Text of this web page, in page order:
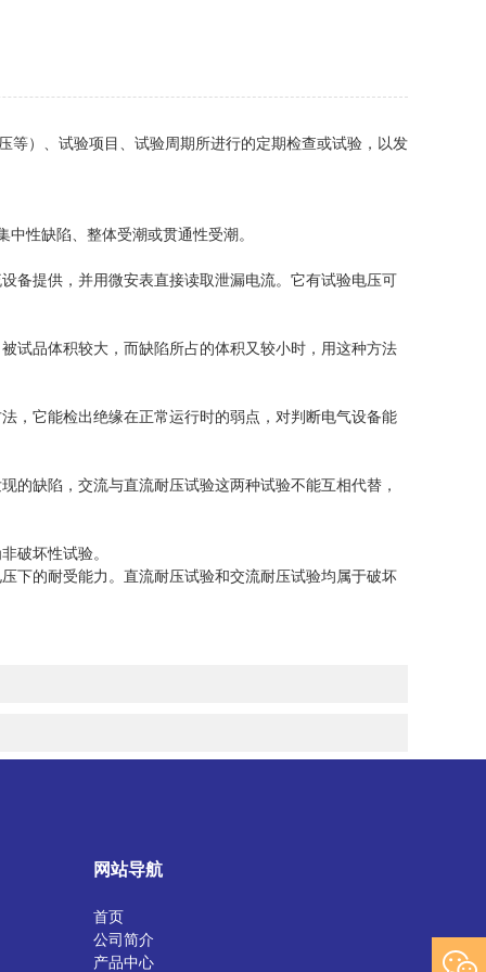
）、试验项目、试验周期所进行的定期检查或试验，以发
性缺陷、整体受潮或贯通性受潮。
提供，并用微安表直接读取泄漏电流。它有试验电压可
品体积较大，而缺陷所占的体积又较小时，用这种方法
它能检出绝缘在正常运行时的弱点，对判断电气设备能
缺陷，交流与直流耐压试验这两种试验不能互相代替，
坏性试验。
的耐受能力。直流耐压试验和交流耐压试验均属于破坏
网站导航
首页
公司简介
产品中心